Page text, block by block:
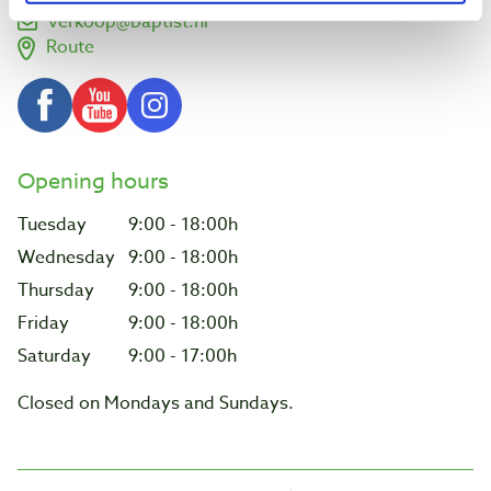
verkoop@baptist.nl
Route
Opening hours
Tuesday
9:00 - 18:00h
Wednesday 9:00 - 18:00h
Thursday
9:00 - 18:00h
Friday
9:00 - 18:00h
Saturday
9:00 - 17:00h
Closed on Mondays and Sundays.